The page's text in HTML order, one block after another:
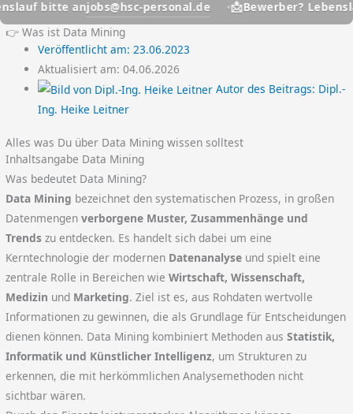
an jobs@hsc-personal.de 📩Bewerber? Lebenslauf
👉 Was ist Data Mining
Veröffentlicht am: 23.06.2023
Aktualisiert am: 04.06.2026
Autor des Beitrags: Dipl.-
Ing. Heike Leitner
Alles was Du über Data Mining wissen solltest
Inhaltsangabe Data Mining
Was bedeutet Data Mining?
Data Mining bezeichnet den systematischen Prozess, in großen
Datenmengenverborgene Muster, Zusammenhänge und
Trends zu entdecken. Es handelt sich dabei um eine
Kerntechnologie der modernen Datenanalyse und spielt eine
zentrale Rolle in Bereichen wieWirtschaft, Wissenschaft,
Medizin und Marketing. Ziel ist es, aus Rohdaten wertvolle
Informationen zu gewinnen, die als Grundlage für Entscheidungen
dienen können. Data Mining kombiniert Methoden ausStatistik,
Informatik und Künstlicher Intelligenz, um Strukturen zu
erkennen, die mit herkömmlichen Analysemethoden nicht
sichtbar wären.